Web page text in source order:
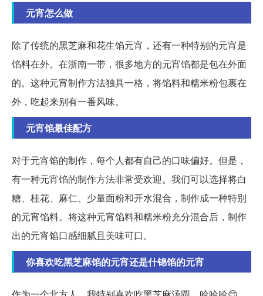
元宵怎么做
除了传统的黑芝麻和花生馅元宵，还有一种特别的元宵是
馅料在外。在浙南一带，很多地方的元宵馅都是包在外面
的。这种元宵制作方法独具一格，将馅料和糯米粉包裹在
外，吃起来别有一番风味。
元宵馅最佳配方
对于元宵馅的制作，每个人都有自己的口味偏好。但是，
有一种元宵馅的制作方法非常受欢迎。我们可以选择将白
糖、桂花、麻仁、少量面粉和开水混合，制作成一种特别
的元宵馅料。将这种元宵馅料和糯米粉充分混合后，制作
出的元宵馅口感细腻且美味可口。
你喜欢吃黑芝麻馅的元宵还是什锦馅的元宵